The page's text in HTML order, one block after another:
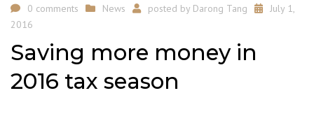
0 comments News posted by Darong Tang
July 1,
2016
Saving more money in
2016 tax season